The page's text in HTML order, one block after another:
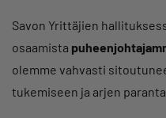
Savon Yrittäjien
osaamista
olemme vahvasti
tukemiseen ja arjen